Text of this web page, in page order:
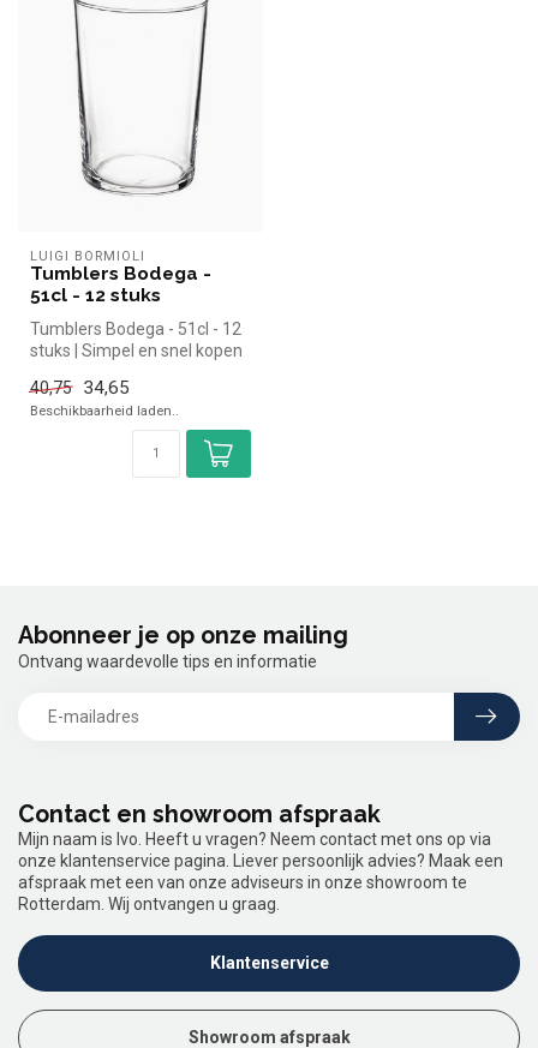
LUIGI BORMIOLI
Tumblers Bodega -
51cl - 12 stuks
Tumblers Bodega - 51cl - 12
stuks | Simpel en snel kopen
40,75
34,65
Beschikbaarheid laden..
Contact en showroom afspraak
Mijn naam is Ivo. Heeft u vragen? Neem contact met ons op via
onze klantenservice pagina. Liever persoonlijk advies? Maak een
afspraak met een van onze adviseurs in onze showroom te
Rotterdam. Wij ontvangen u graag.
Klantenservice
Showroom afspraak
Abonneer je op onze mailing
Ontvang waardevolle tips en informatie